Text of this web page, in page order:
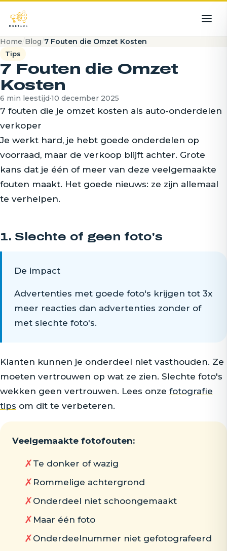
Home Blog 7 Fouten die Omzet Kosten
Tips
7 Fouten die Omzet
Kosten
6 min leestijd·10 december 2025
7 fouten die je omzet kosten als auto-onderdelen
verkoper
Je werkt hard, je hebt goede onderdelen op
voorraad, maar de verkoop blijft achter. Grote
kans dat je één of meer van deze veelgemaakte
fouten maakt. Het goede nieuws: ze zijn allemaal
te verhelpen.
1. Slechte of geen foto's
De impact
Advertenties met goede foto's krijgen tot 3x
meer reacties dan advertenties zonder of
met slechte foto's.
Klanten kunnen je onderdeel niet vasthouden. Ze
moeten vertrouwen op wat ze zien. Slechte foto's
wekken geen vertrouwen. Lees onze fotografie
tips om dit te verbeteren.
Veelgemaakte fotofouten:
✗ Te donker of wazig
✗ Rommelige achtergrond
✗ Onderdeel niet schoongemaakt
✗ Maar één foto
✗ Onderdeelnummer niet gefotografeerd